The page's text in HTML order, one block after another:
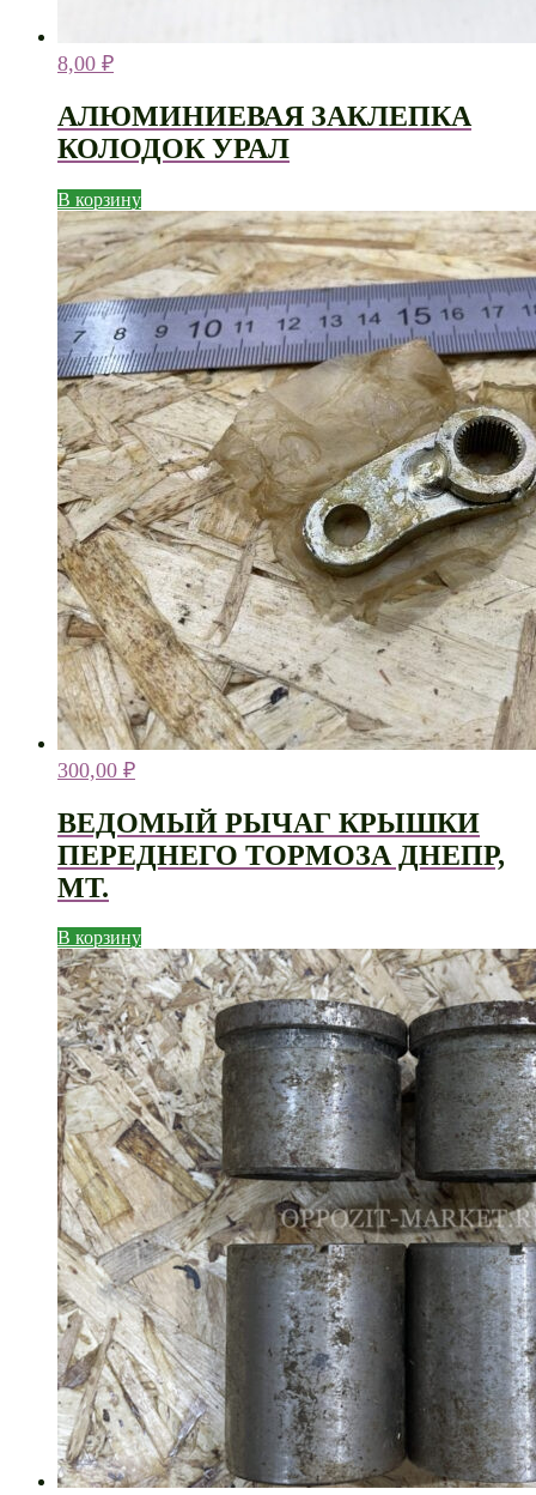
8,00 ₽
АЛЮМИНИЕВАЯ ЗАКЛЕПКА
КОЛОДОК УРАЛ
В корзину
300,00 ₽
ВЕДОМЫЙ РЫЧАГ КРЫШКИ
ПЕРЕДНЕГО ТОРМОЗА ДНЕПР,
МТ.
В корзину